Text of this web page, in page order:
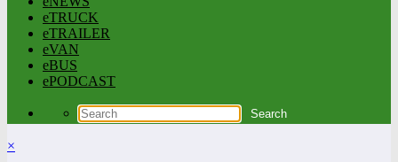
eTRUCK
eTRAILER
eVAN
eBUS
ePODCAST
×